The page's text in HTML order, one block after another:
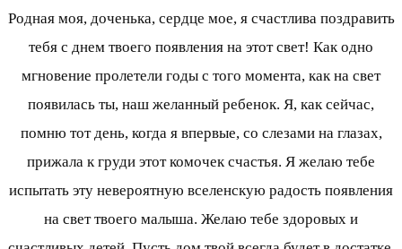
Родная моя, доченька, сердце мое, я счастлива поздравить
тебя с днем твоего появления на этот свет! Как одно
мгновение пролетели годы с того момента, как на свет
появилась ты, наш желанный ребенок. Я, как сейчас,
помню тот день, когда я впервые, со слезами на глазах,
прижала к груди этот комочек счастья. Я желаю тебе
испытать эту невероятную вселенскую радость появления
на свет твоего малыша. Желаю тебе здоровых и